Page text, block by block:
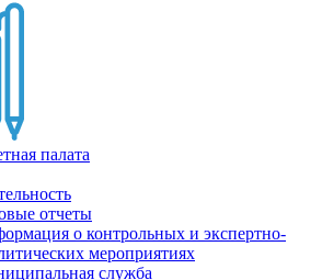
палата
отчеты
о контрольных и экспертно-
мероприятиях
служба